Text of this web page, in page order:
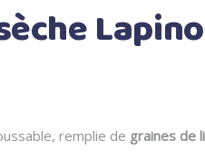
les bavettes
les matelas à
remplie de graines de